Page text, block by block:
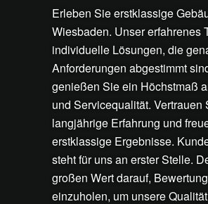
Erleben Sie erstklassige
Wiesbaden. Unser erfahrenes
individuelle Lösungen, die
Anforderungen abgestimmt
genießen Sie ein Höchstmaß
und Servicequalität. Vertrauen
langjährige Erfahrung und
erstklassige Ergebnisse.
steht für uns an erster Stelle.
großen Wert darauf,
einzuholen, um unsere